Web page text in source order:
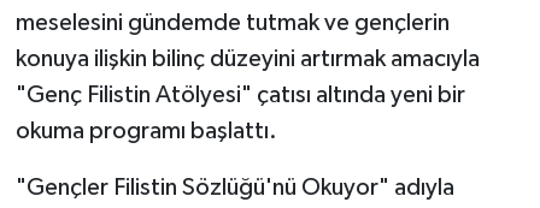
meselesini gündemde tutmak ve gençlerin
konuya ilişkin bilinç düzeyini artırmak amacıyla
"Genç Filistin Atölyesi" çatısı altında yeni bir
okuma programı başlattı.
"Gençler Filistin Sözlüğü'nü Okuyor" adıyla